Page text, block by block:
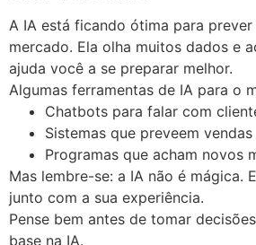
A IA está ficando ótima para
mercado. Ela olha muitos dados e
ajuda você a se preparar melhor.
Algumas ferramentas de IA para o
Chatbots para falar com
Sistemas que preveem vendas
Programas que acham novos
Mas lembre-se: a IA não é mágica.
junto com a sua experiência.
Pense bem antes de tomar
base na IA.